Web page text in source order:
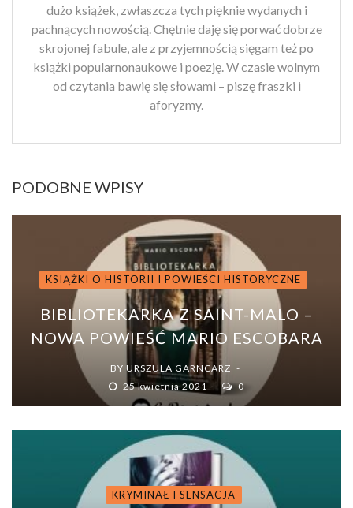
dużo książek, zwłaszcza tych pięknie wydanych i
pachnących nowością. Chętnie daję się porwać dobrze
skrojonej fabule, ale z przyjemnością sięgam też po
książki popularnonaukowe i poezję. W czasie wolnym
od czytania bawię się słowami – piszę fraszki i
aforyzmy.
PODOBNE WPISY
KSIĄŻKI O HISTORII I POWIEŚCI HISTORYCZNE
BIBLIOTEKARKA Z SAINT-MALO –
NOWA POWIEŚĆ MARIO ESCOBARA
BY URSZULA GARNCARZ
25 kwietnia 2021
0
KRYMINAŁ I SENSACJA